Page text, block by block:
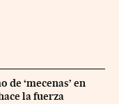
‘mecenas’ en
la fuerza